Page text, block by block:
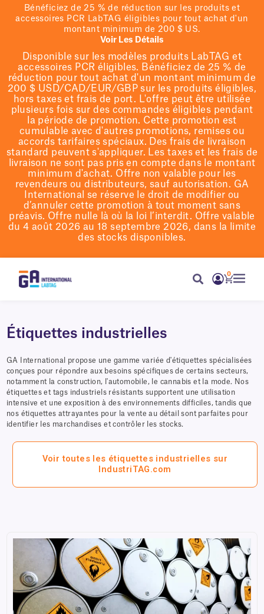
Bénéficiez de 25 % de réduction sur les produits et
accessoires PCR LabTAG éligibles pour tout achat d'un
montant minimum de 200 $ US.
Voir Les Détails
Disponible sur les modèles produits LabTAG et
accessoires PCR éligibles. Bénéficiez de 25 % de
réduction pour tout achat d'un montant minimum de
200 $ USD/CAD/EUR/GBP sur les produits éligibles,
hors taxes et frais de port. L'offre peut être utilisée
plusieurs fois sur des commandes éligibles pendant
la période de promotion. Cette promotion est
cumulable avec d'autres promotions, remises ou
accords tarifaires spéciaux. Des frais de livraison
standard peuvent s'appliquer. Les taxes et les frais de
livraison ne sont pas pris en compte dans le montant
minimum d'achat. Offre non valable pour les
revendeurs ou distributeurs, sauf autorisation. GA
International se réserve le droit de modifier ou
d’annuler cette promotion à tout moment sans
préavis. Offre nulle là où la loi l’interdit. Offre valable
du 4 août 2026 au 18 septembre 2026, dans la limite
des stocks disponibles.
0
Étiquettes industrielles
GA International propose une gamme variée d'étiquettes spécialisées
conçues pour répondre aux besoins spécifiques de certains secteurs,
notamment la construction, l'automobile, le cannabis et la mode. Nos
étiquettes et tags industriels résistants supportent une utilisation
intensive et une exposition à des environnements difficiles, tandis que
nos étiquettes attrayantes pour la vente au détail sont parfaites pour
identifier les marchandises et contrôler les stocks.
Voir toutes les étiquettes industrielles sur
IndustriTAG.com